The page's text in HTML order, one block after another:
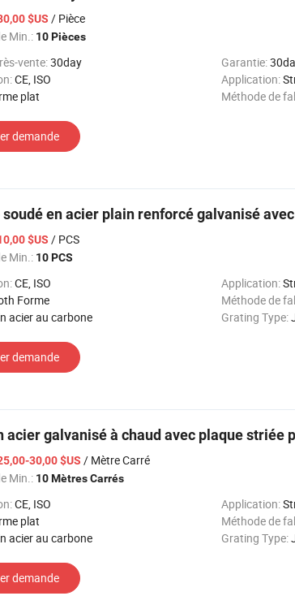
$US / Pièce
Min.: 10 Pièces
vente:30day Garantie:
CE, ISO Application:
plat Méthode de
demande
en acier plain renforcé galvanisé
$US / PCS
Min.: 10 PCS
CE, ISO Application:
Forme Méthode de
acier au carbone Grating Type:
demande
acier galvanisé à chaud avec plaque striée
30,00 $US / Mètre Carré
Min.: 10 Mètres Carrés
CE, ISO Application:
plat Méthode de
acier au carbone Grating Type:
demande